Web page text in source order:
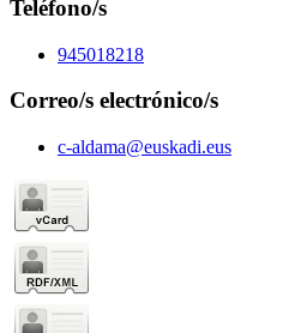
Teléfono/s
945018218
Correo/s electrónico/s
c-aldama@euskadi.eus